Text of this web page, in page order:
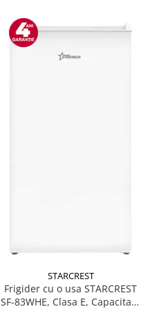
STARCREST
Frigider cu o usa STARCREST
SF-83WHE, Clasa E, Capacitate